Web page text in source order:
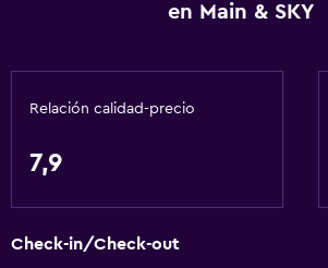
en Main & SKY
Relación calidad-precio
7,9
Check-in/Check-out